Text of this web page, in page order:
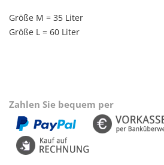
Größe M = 35 Liter
Größe L = 60 Liter
Zahlen Sie bequem per